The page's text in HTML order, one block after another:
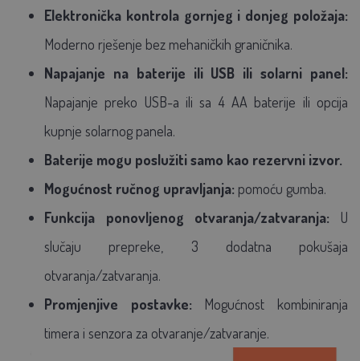
Elektronička kontrola gornjeg i donjeg položaja:
Moderno rješenje bez mehaničkih graničnika.
Napajanje na baterije ili USB ili solarni panel:
Napajanje preko USB-a ili sa 4 AA baterije ili opcija
kupnje solarnog panela.
Baterije mogu poslužiti samo kao rezervni izvor.
Mogućnost ručnog upravljanja: pomoću gumba.
Funkcija ponovljenog otvaranja/zatvaranja: U
slučaju prepreke, 3 dodatna pokušaja
otvaranja/zatvaranja.
Promjenjive postavke: Mogućnost kombiniranja
timera i senzora za otvaranje/zatvaranje.